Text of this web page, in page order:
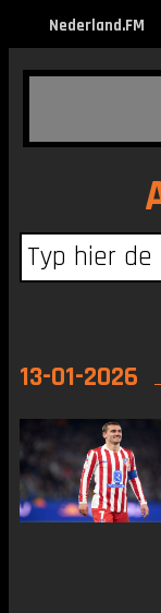
Nederland.FM
13-01-2026